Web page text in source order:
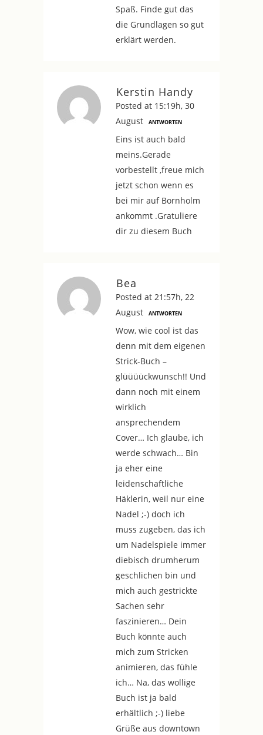
Spaß. Finde gut das
die Grundlagen so gut
erklärt werden.
Kerstin Handy
Posted at 15:19h, 30
August
ANTWORTEN
Eins ist auch bald
meins.Gerade
vorbestellt ,freue mich
jetzt schon wenn es
bei mir auf Bornholm
ankommt .Gratuliere
dir zu diesem Buch
Bea
Posted at 21:57h, 22
August
ANTWORTEN
Wow, wie cool ist das
denn mit dem eigenen
Strick-Buch –
glüüüückwunsch!! Und
dann noch mit einem
wirklich
ansprechendem
Cover… Ich glaube, ich
werde schwach… Bin
ja eher eine
leidenschaftliche
Häklerin, weil nur eine
Nadel ;-) doch ich
muss zugeben, das ich
um Nadelspiele immer
diebisch drumherum
geschlichen bin und
mich auch gestrickte
Sachen sehr
faszinieren… Dein
Buch könnte auch
mich zum Stricken
animieren, das fühle
ich… Na, das wollige
Buch ist ja bald
erhältlich ;-) liebe
Grüße aus downtown